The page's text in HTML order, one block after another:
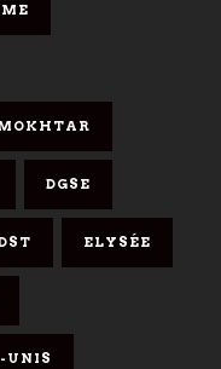
DGSE
ELYSÉE
UNIS